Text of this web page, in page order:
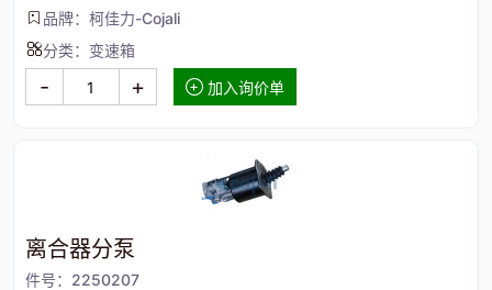
品牌：柯佳力-Cojali
分类：变速箱
- + 加入询价单
离合器分泵
件号：2250207